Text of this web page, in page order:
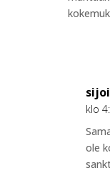
klo
ole